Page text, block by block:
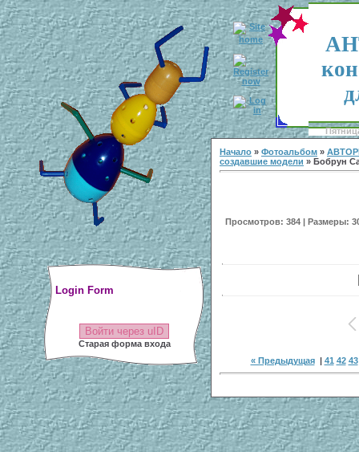
Login Form
Войти через uID
Старая форма входа
Начало » Фотоальбом »
создавшие модели » Бобрун
Просмотров: 384 | Размеры:
« Предыдущая| 41 42 43